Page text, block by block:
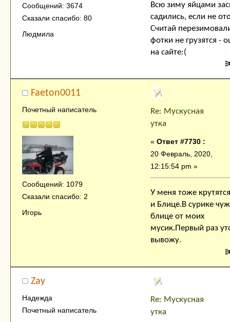
Сообщений: 3674
Сказали спасибо: 80
Людмила
Всю зиму яйцами
садились, если не
Считай
фотки не грузятся -
на сайте:(
Faeton0011
Почетный написатель
Сообщений: 1079
Сказали спасибо: 2
Игорь
Re: Мускусная
утка
« Ответ #7730 :
20 Февраль, 2020,
12:15:54 pm »
У меня тоже
и Блице.В сурике
блице от моих
мусик.Первый раз
вывожу.
Zay
Надежда
Почетный написатель
Re: Мускусная
утка